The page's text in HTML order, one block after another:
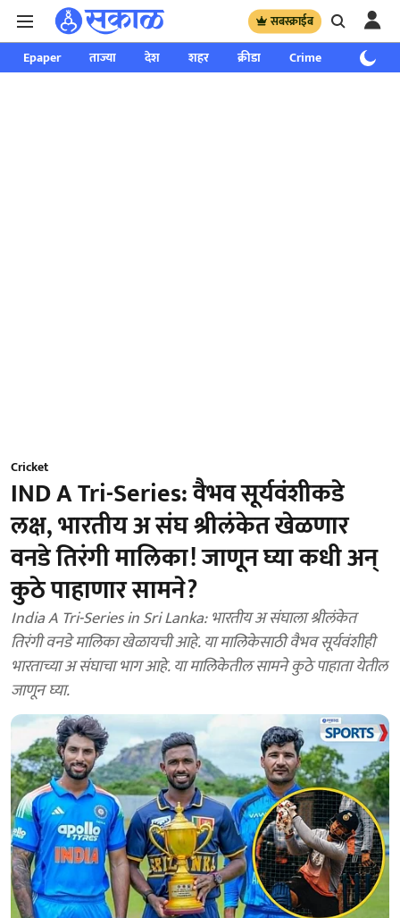
सबस्क्राईब
Epaper ताज्या देश शहर क्रीडा Crime साप्ताहिक
Cricket
IND A Tri-Series: वैभव सूर्यवंशीकडे
लक्ष, भारतीय अ संघ श्रीलंकेत खेळणार
वनडे तिरंगी मालिका! जाणून घ्या कधी अन्
कुठे पाहाणार सामने?
India A Tri-Series in Sri Lanka: भारतीय अ संघाला श्रीलंकेत
तिरंगी वनडे मालिका खेळायची आहे. या मालिकेसाठी वैभव सूर्यवंशीही
भारताच्या अ संघाचा भाग आहे. या मालिकेतील सामने कुठे पाहाता येतील
जाणून घ्या.